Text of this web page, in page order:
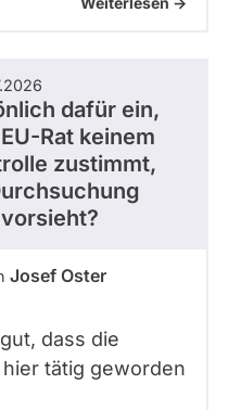
dafür ein,
Rat keinem
zustimmt,
Josef Oster
dass die
tätig geworden